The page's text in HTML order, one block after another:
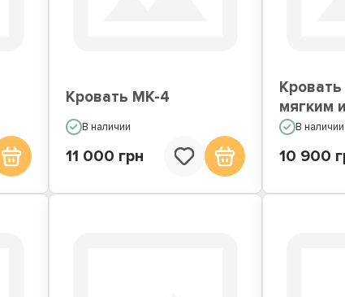
Кровать МК-4
В наличии
11 000 грн
мягким
В наличии
10 900